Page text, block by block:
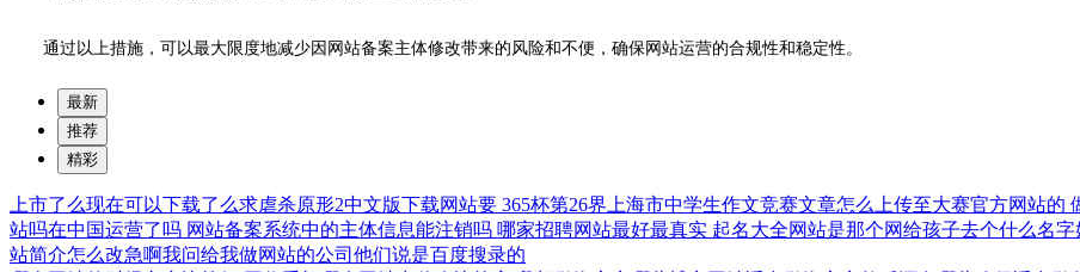
通过以上措施，可以最大限度地减少因网站备案主体修改带来的风险和不便，确保网站运营的合规性和稳定性。
最新
推荐
精彩
上市了么现在可以下载了么求虐杀原形2中文版下载网站要 365杯第26界上海市中学生作文竞赛文章怎么上传至大赛官方网站的
站吗在中国运营了吗 网站备案系统中的主体信息能注销吗 哪家招聘网站最好最真实 起名大全网站是那个网给孩子去个什么名字
站简介怎么改急啊我问给我做网站的公司他们说是百度搜录的